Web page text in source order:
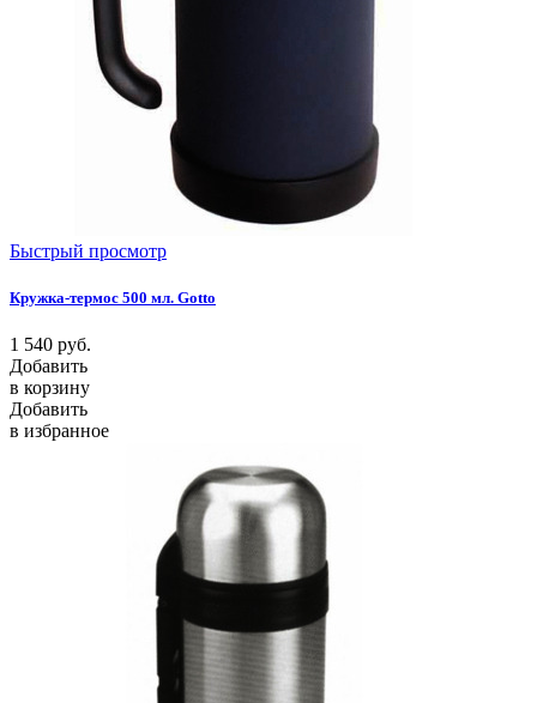
Быстрый просмотр
Кружка-термос 500 мл. Gotto
1 540 руб.
Добавить
в корзину
Добавить
в избранное